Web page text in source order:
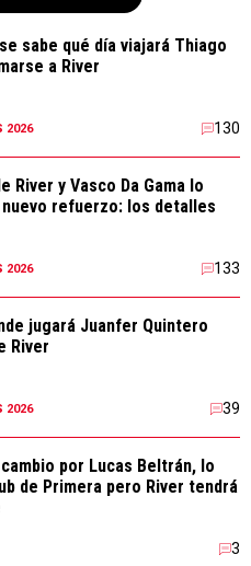
sabe qué día viajará Thiago
a River
2026 130
River y Vasco Da Gama lo
refuerzo: los detalles
2026 133
jugará Juanfer Quintero
River
2026 39
por Lucas Beltrán, lo
de Primera pero River tendrá
3